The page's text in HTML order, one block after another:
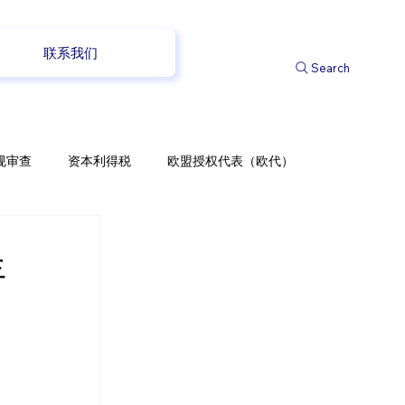
联系我们
Search
审查 资本利得税 欧盟授权代表（欧代）